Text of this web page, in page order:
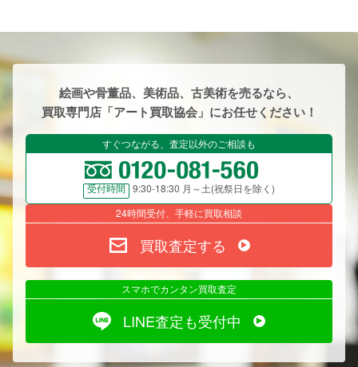
絵画や骨董品、美術品、古美術を売るなら、
買取専門店「アート買取協会」にお任せください！
すぐつながる、査定以外のご相談も
受付時間
9:30-18:30 月～土(祝祭日を除く)
24時間受付、手軽に買取相談
買取査定する
スマホでカンタン買取査定
LINE査定も受付中